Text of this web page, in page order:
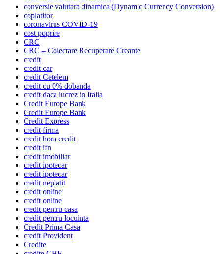
conversie valutara dinamica (Dynamic Currency Conversion)
coplatitor
coronavirus COVID-19
cost poprire
CRC
CRC – Colectare Recuperare Creante
credit
credit car
credit Cetelem
credit cu 0% dobanda
credit daca lucrez in Italia
Credit Europe Bank
Credit Europe Bank
Credit Express
credit firma
credit hora credit
credit ifn
credit imobiliar
credit ipotecar
credit ipotecar
credit neplatit
credit online
credit online
credit pentru casa
credit pentru locuinta
Credit Prima Casa
credit Provident
Credite